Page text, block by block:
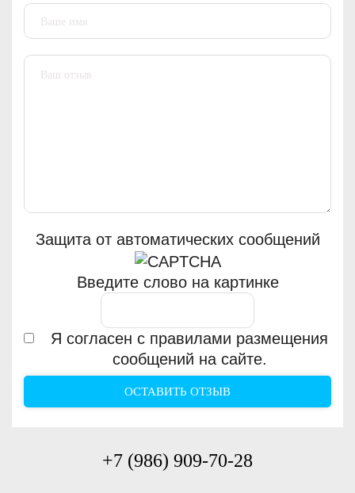
Защита от автоматических сообщений
Введите слово на картинке
Я согласен с правилами размещения
сообщений на сайте.
+7 (986) 909-70-28